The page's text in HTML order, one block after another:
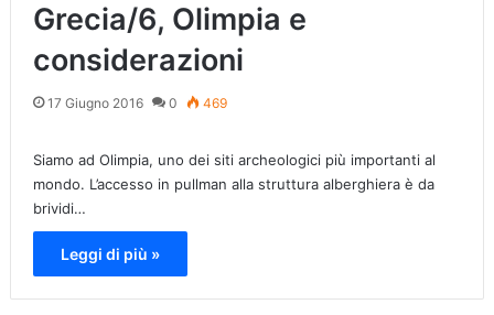
Grecia/6, Olimpia e
considerazioni
17 Giugno 2016 0 469
Siamo ad Olimpia, uno dei siti archeologici più importanti al
mondo. L’accesso in pullman alla struttura alberghiera è da
brividi…
Leggi di più »